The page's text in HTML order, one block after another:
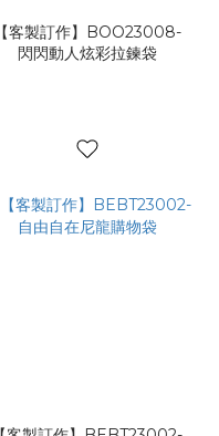
【客製訂作】BOO23008-
閃閃動人炫彩拉鍊袋